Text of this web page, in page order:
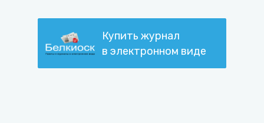
Купить журнал
в электронном виде